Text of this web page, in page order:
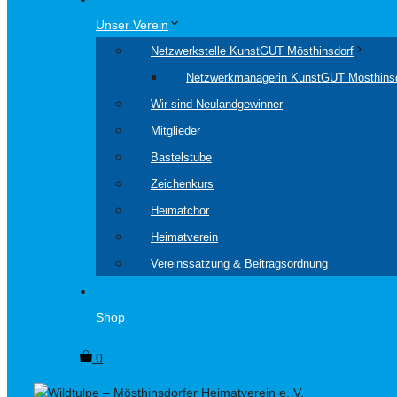
Unser Verein
Netzwerkstelle KunstGUT Mösthinsdorf
Netzwerkmanagerin KunstGUT
Wir sind Neulandgewinner
Mitglieder
Bastelstube
Zeichenkurs
Heimatchor
Heimatverein
Vereinssatzung & Beitragsordnung
Shop
0